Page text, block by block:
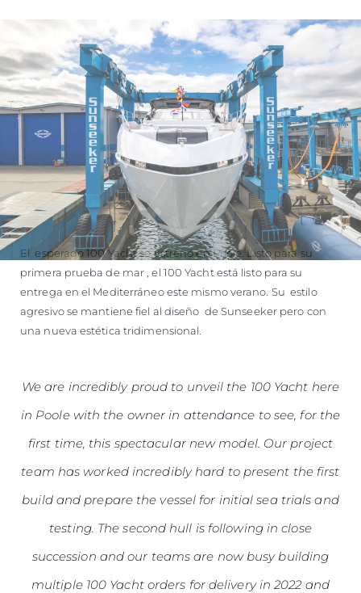
VALORE SU EMBARCACIÓN
El esperado 100 Yacht se estrenó en Poole. Listo para su
primera prueba de mar , el 100 Yacht está listo para su
entrega en el Mediterráneo este mismo verano. Su estilo
agresivo se mantiene fiel al diseño de Sunseeker pero con
una nueva estética tridimensional.
We are incredibly proud to unveil the 100 Yacht here
in Poole with the owner in attendance to see, for the
first time, this spectacular new model. Our project
team has worked incredibly hard to present the first
build and prepare the vessel for initial sea trials and
testing. The second hull is following in close
succession and our teams are now busy building
multiple 100 Yacht orders for delivery in 2022 and